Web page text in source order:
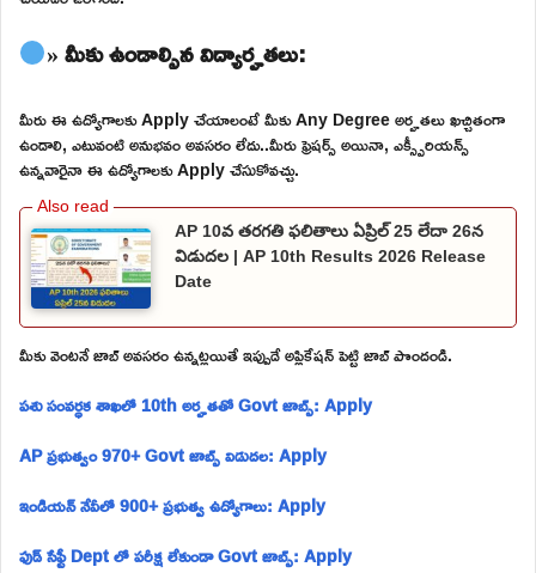
» మీకు ఉండాల్సిన విద్యార్హతలు:
మీరు ఈ ఉద్యోగాలకు Apply చేయాలంటే మీకు Any Degree అర్హతలు ఖచ్చితంగా
ఉండాలి, ఎటువంటి అనుభవం అవసరం లేదు..మీరు ఫ్రెషర్స్ అయినా, ఎక్స్పీరియన్స్
ఉన్నవారైనా ఈ ఉద్యోగాలకు Apply చేసుకోవచ్చు.
AP 10వ తరగతి ఫలితాలు ఏప్రిల్ 25 లేదా 26న
విడుదల | AP 10th Results 2026 Release
Date
మీకు వెంటనే జాబ్ అవసరం ఉన్నట్లయితే ఇప్పుడే అప్లికేషన్ పెట్టి జాబ్ పొందండి.
పశు సంవర్ధక శాఖలో 10th అర్హతతో Govt జాబ్స్: Apply
AP ప్రభుత్వం 970+ Govt జాబ్స్ విడుదల: Apply
ఇండియన్ నేవీలో 900+ ప్రభుత్వ ఉద్యోగాలు: Apply
ఫుడ్ సేఫ్టీ Dept లో పరీక్ష లేకుండా Govt జాబ్స్: Apply